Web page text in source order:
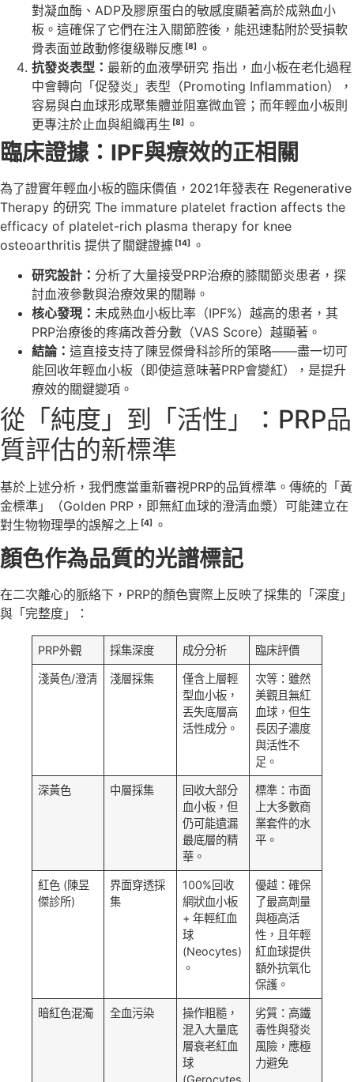
對凝血酶、ADP及膠原蛋白的敏感度顯著高於成熟血小
板。這確保了它們在注入關節腔後，能迅速黏附於受損軟
骨表面並啟動修復級聯反應 [8]
。
抗發炎表型： 最新的血液學研究 指出，血小板在老化過程
中會轉向「促發炎」表型（Promoting Inflammation），
容易與白血球形成聚集體並阻塞微血管；而年輕血小板則
更專注於止血與組織再生 [8] 。
臨床證據：IPF與療效的正相關
為了證實年輕血小板的臨床價值，2021年發表在 Regenerative
Therapy 的研究 The immature platelet fraction affects the
efficacy of platelet-rich plasma therapy for knee
osteoarthritis 提供了關鍵證據 [14]
。
研究設計： 分析了大量接受PRP治療的膝關節炎患者，探
討血液參數與治療效果的關聯。
核心發現： 未成熟血小板比率（IPF%）越高的患者，其
PRP治療後的疼痛改善分數（VAS Score）越顯著。
結論： 這直接支持了陳昱傑骨科診所的策略——盡一切可
能回收年輕血小板（即使這意味著PRP會變紅），是提升
療效的關鍵變項。
從「純度」到「活性」：PRP品
質評估的新標準
基於上述分析，我們應當重新審視PRP的品質標準。傳統的「黃
金標準」（Golden PRP，即無紅血球的澄清血漿）可能建立在
對生物物理學的誤解之上 [4] 。
顏色作為品質的光譜標記
在二次離心的脈絡下，PRP的顏色實際上反映了採集的「深度」
與「完整度」：
PRP外觀 採集深度 成分分析 臨床評價
淺黃色/澄清 淺層採集
僅含上層輕
型血小板，
丟失底層高
活性成分。
次等：雖然
美觀且無紅
血球，但生
長因子濃度
與活性不
足。
深黃色 中層採集
回收大部分
血小板，但
仍可能遺漏
最底層的精
華。
標準：市面
上大多數商
業套件的水
平。
紅色 (陳昱
傑診所)
界面穿透採
集
100%回收
網狀血小板
+ 年輕紅血
球
(Neocytes)
。
優越：確保
了最高劑量
與極高活
性，且年輕
紅血球提供
額外抗氧化
保護。
暗紅色混濁 全血污染
操作粗糙，
混入大量底
層衰老紅血
球
(Gerocytes
劣質：高鐵
毒性與發炎
風險，應極
力避免